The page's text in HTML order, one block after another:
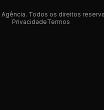
Agência. Todos os direitos
PrivacidadeTermos